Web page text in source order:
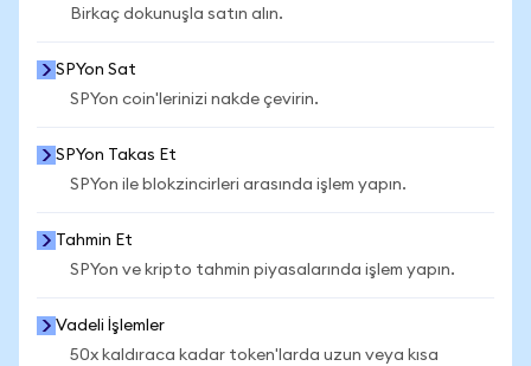
Birkaç dokunuşla satın alın.
SPYon Sat
SPYon coin'lerinizi nakde çevirin.
SPYon Takas Et
SPYon ile blokzincirleri arasında işlem yapın.
Tahmin Et
SPYon ve kripto tahmin piyasalarında işlem yapın.
Vadeli İşlemler
50x kaldıraca kadar token'larda uzun veya kısa